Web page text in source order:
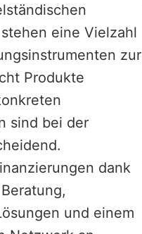
eine Vielzahl
zur
Produkte
sind bei der
dank
und einem